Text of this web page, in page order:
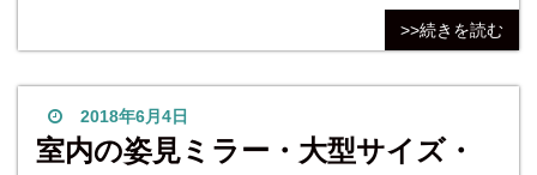
ラー/5㎜ 【ガラスのサイズ】W900mm×H1800mm 【切断処
理方法】全周糸面磨き 【４隅加工】４隅角落とし加工 【枚
>>続きを読む
2018年6月4日
室内の姿見ミラー・大型サイズ・